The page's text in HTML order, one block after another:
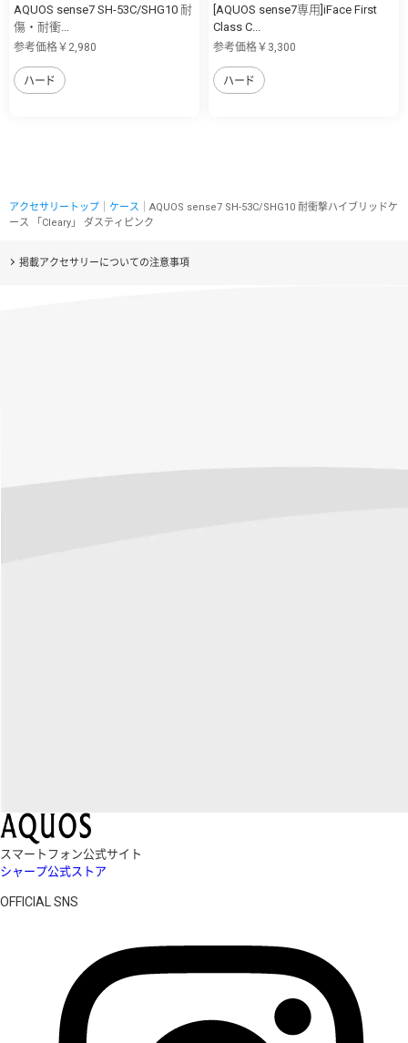
AQUOS sense7 SH-53C/SHG10 耐
傷・耐衝...
参考価格￥2,980
ハード
[AQUOS sense7専用]iFace First
Class C...
参考価格￥3,300
ハード
アクセサリートップ ケース ｜AQUOS sense7 SH-53C/SHG10 耐衝撃ハイブリッドケ
ース 「Cleary」 ダスティピンク
掲載アクセサリーについての注意事項
スマートフォン公式サイト
シャープ公式ストア
OFFICIAL SNS